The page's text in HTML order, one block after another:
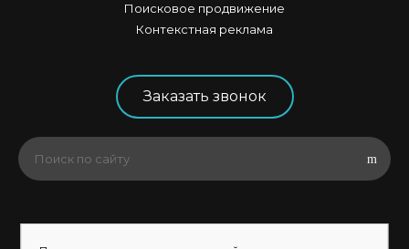
Поисковое продвижение
Контекстная реклама
Заказать звонок